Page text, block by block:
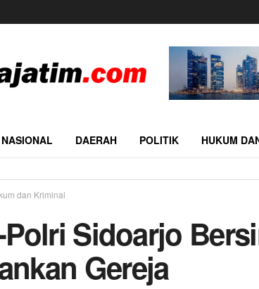
NASIONAL DAERAH POLITIK HUKUM
dan Kriminal
Polri Sidoarjo
Gereja